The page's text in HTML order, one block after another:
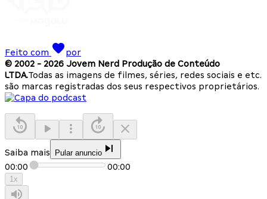
Feito com
por
© 2002 - 2026 Jovem Nerd Produção de Conteúdo
LTDA.Todas as imagens de filmes, séries, redes sociais e etc.
são marcas registradas dos seus respectivos proprietários.
Saiba mais Pular anuncio
00:00 00:00
1x